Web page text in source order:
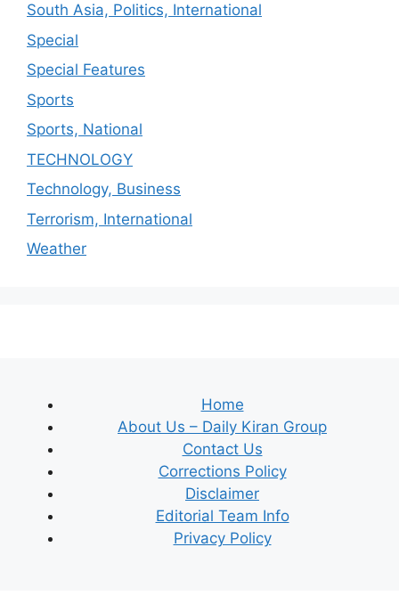
South Asia, Politics, International
Special
Special Features
Sports
Sports, National
TECHNOLOGY
Technology, Business
Terrorism, International
Weather
Home
About Us – Daily Kiran Group
Contact Us
Corrections Policy
Disclaimer
Editorial Team Info
Privacy Policy